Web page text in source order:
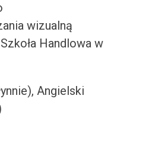
wizualną
Handlowa w
Angielski